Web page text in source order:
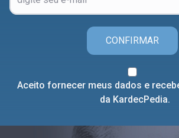
CONFIRMAR
Aceito fornecer meus dados e
da KardecPedia.